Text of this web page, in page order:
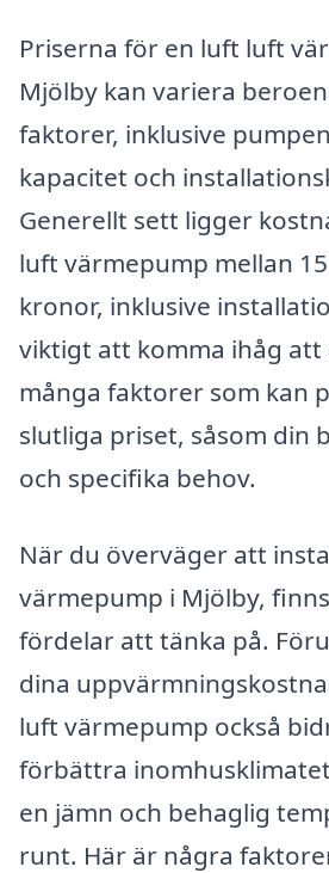
Priserna för en luft luft
Mjölby kan variera
faktorer, inklusive
kapacitet och
Generellt sett ligger
luft värmepump mellan
kronor, inklusive
viktigt att komma ihåg att
många faktorer som kan
slutliga priset, såsom din
och specifika behov.
När du överväger att
värmepump i Mjölby,
fördelar att tänka på.
dina
luft värmepump också
förbättra
en jämn och behaglig
runt. Här är några